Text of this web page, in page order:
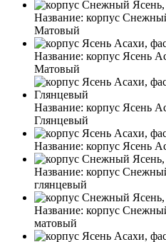
Название: корпус
Матовый
Название: корпус Ясень
Матовый
Название: корпус Ясень
Глянцевый
Название: корпус Ясень
Название: корпус
глянцевый
Название: корпус
матовый